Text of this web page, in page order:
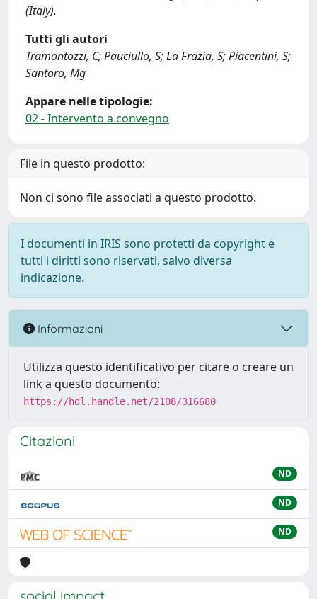
(Italy).
Tutti gli autori
Tramontozzi, C; Pauciullo, S; La Frazia, S; Piacentini, S;
Santoro, Mg
Appare nelle tipologie:
02 - Intervento a convegno
File in questo prodotto:
Non ci sono file associati a questo prodotto.
I documenti in IRIS sono protetti da copyright e
tutti i diritti sono riservati, salvo diversa
indicazione.
Informazioni
Utilizza questo identificativo per citare o creare un
link a questo documento:
https://hdl.handle.net/2108/316680
Citazioni
ND
ND
ND